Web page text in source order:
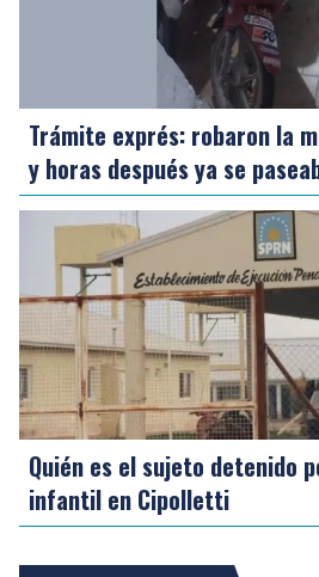
Trámite exprés: robaron la
y horas después ya se
Quién es el sujeto detenido
infantil en Cipolletti